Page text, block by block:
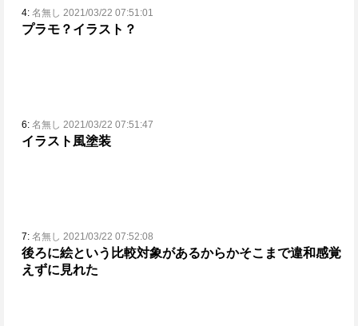
4: 名無し 2021/03/22 07:51:01
プラモ？イラスト？
6: 名無し 2021/03/22 07:51:47
イラスト風塗装
7: 名無し 2021/03/22 07:52:08
後ろに絵という比較対象があるからかそこまで違和感覚
えずに見れた